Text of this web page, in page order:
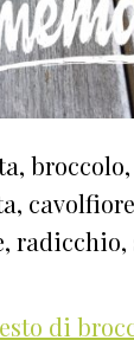
broccolo,
radicchio,
di